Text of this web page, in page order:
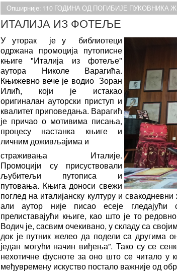
Опширније: 110 ГОДИНА ОД ПОГИБИЈЕ
ИТАЛИЈА ИЗ ФОТЕЉЕ
У уторак је у библиотеци
одржана промоција путописне
књиге "Италија из фотеље"
аутора Николе Варагића.
Књижевно вече је водио Зоран
Илић, који је истакао
оригиналан ауторски приступ и
квалитет приповедања. Варагић
је причао о мотивима писања,
процесу настанка књиге и
личним доживљајима и
страживања Италије.
Промоцији су присуствовали
љубитељи путописа и
путовања. Књига доноси свежи
поглед на италијанску културу и
али аутор није писао есеје гледајући
прелиставајући књиге, као што је то
Водич је, сасвим очекивано, у складу са
док је путник желео да подели са другима
један могући начин виђења”. Тако су се
нехотичне фусноте за оно што се читало у
међувремену искуство постало важније од